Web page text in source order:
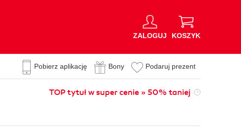
ZALOGUJ KOSZYK
Pobierz aplikację Bony Podaruj prezent
TOP tytuł w super cenie » 50% taniej